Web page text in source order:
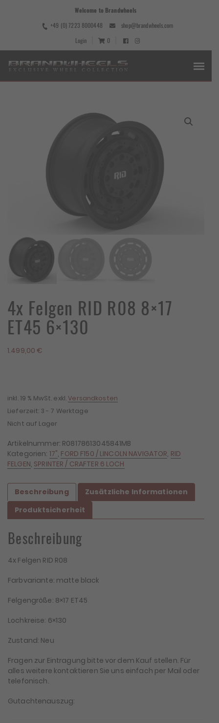
Welcome to Brandwheels
+49 (0) 7223 8000448
shop@brandwheels.com
Login
0
4x Felgen RID R08 8×17
ET45 6×130
1.499,00 €
inkl. 19 % MwSt. exkl.Versandkosten
Lieferzeit: 3 - 7 Werktage
Nicht auf Lager
Artikelnummer: R08178613045841MB
Kategorien: 17", FORD F150 / LINCOLN NAVIGATOR, RID
FELGEN, SPRINTER / CRAFTER 6 LOCH
Beschreibung
Zusätzliche Informationen
Produktsicherheit
Beschreibung
4x Felgen RID R08
Farbvariante: matte black
Felgengröße: 8×17 ET45
Lochkreise: 6×130
Zustand: Neu
Fragen zur Eintragung bitte vor dem Kauf stellen. Für
alles weitere kontaktieren Sie uns einfach per Mail oder
telefonisch.
Gutachtenauszug: